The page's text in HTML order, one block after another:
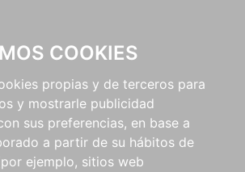
COOKIES
propias y de terceros para
y mostrarle publicidad
sus preferencias, en base a
a partir de su hábitos de
ejemplo, sitios web